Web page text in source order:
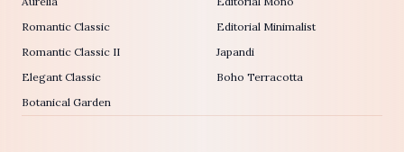
Romantic Classic
Romantic Classic II
Elegant Classic
Botanical Garden
Editorial Minimalist
Japandi
Boho Terracotta